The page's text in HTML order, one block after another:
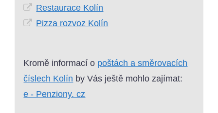
Restaurace Kolín
Pizza rozvoz Kolín
Kromě informací o poštách a směrovacích
číslech Kolín by Vás ještě mohlo zajímat:
e - Penziony. cz